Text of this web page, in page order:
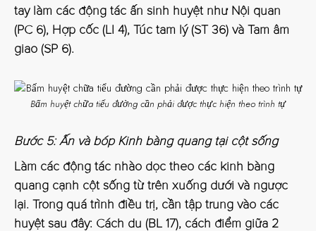
tay làm các động tác ấn sinh huyệt như Nội quan
(PC 6), Hợp cốc (LI 4), Túc tam lý (ST 36) và Tam âm
giao (SP 6).
Bấm huyệt chữa tiểu đường cần phải được thực hiện theo trình tự
Bước 5: Ấn và bóp Kinh bàng quang tại cột sống
Làm các động tác nhào dọc theo các kinh bàng
quang cạnh cột sống từ trên xuống dưới và ngược
lại. Trong quá trình điều trị, cần tập trung vào các
huyệt sau đây: Cách du (BL 17), cách điểm giữa 2